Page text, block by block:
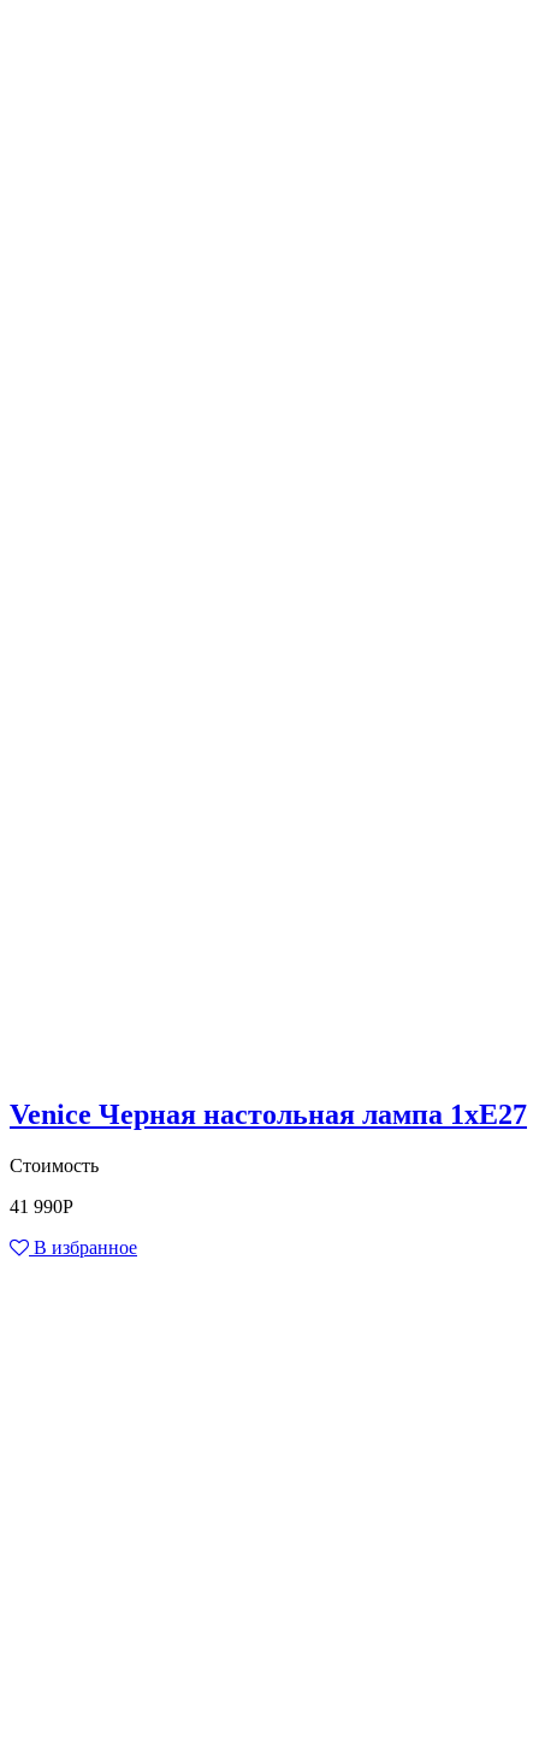
Venice Черная настольная лампа 1xE27
Стоимость
41 990Р
В избранное